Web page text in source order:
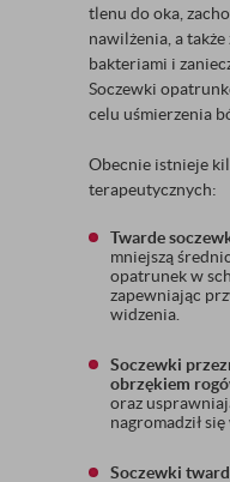
tlenu do oka,
nawilżenia, a
bakteriami i
Soczewki
celu uśmierzenia
Obecnie istnieje
terapeutycznych:
Twarde
mniejszą
opatrunek w
zapewniając
widzenia.
Soczewki
obrzękiem
oraz
nagromadził się
Soczewki